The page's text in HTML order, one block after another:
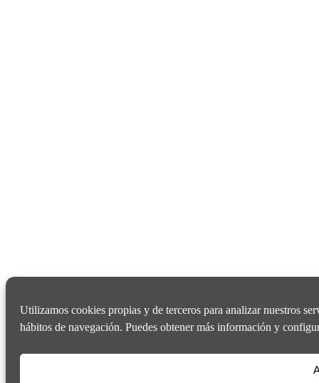
Utilizamos cookies propias y de terceros para analizar nuestros
hábitos de navegación. Puedes obtener más información y